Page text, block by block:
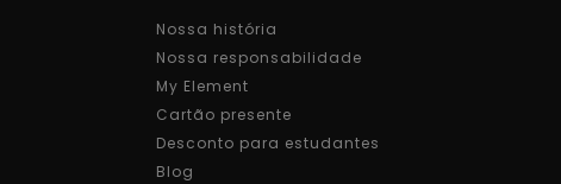
Nossa história
Nossa responsabilidade
My Element
Cartão presente
Desconto para estudantes
Blog